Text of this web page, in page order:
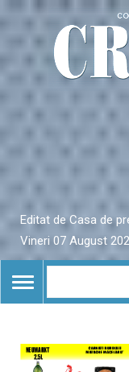
Editat de Casa de
Vineri 07 August
TOGGLE
NAVIGATION